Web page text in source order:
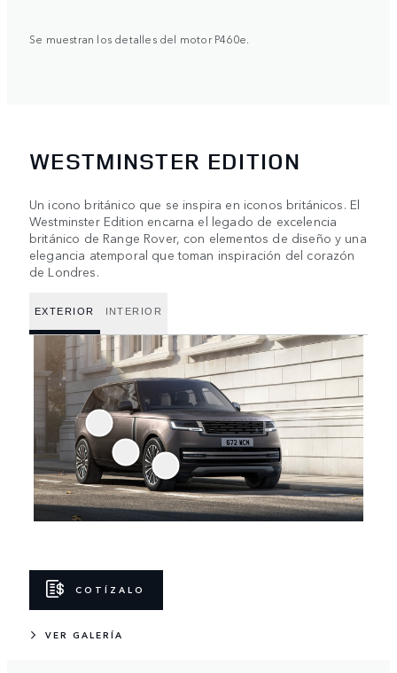
Se muestran los detalles del motor P460e.
WESTMINSTER EDITION
Un icono británico que se inspira en iconos británicos. El
Westminster Edition encarna el legado de excelencia
británico de Range Rover, con elementos de diseño y una
elegancia atemporal que toman inspiración del corazón
de Londres.
EXTERIOR INTERIOR
COTÍZALO
VER GALERÍA